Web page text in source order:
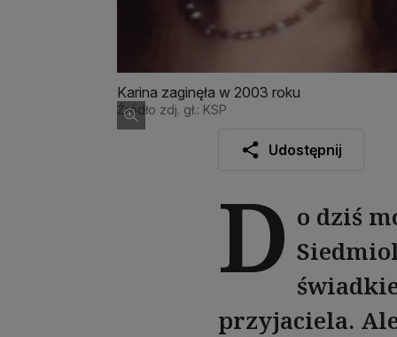
Karina zaginęła w 2003 roku
Źródło zdj. gł.: KSP
Udostępnij
D o dziś
przyjaciela.